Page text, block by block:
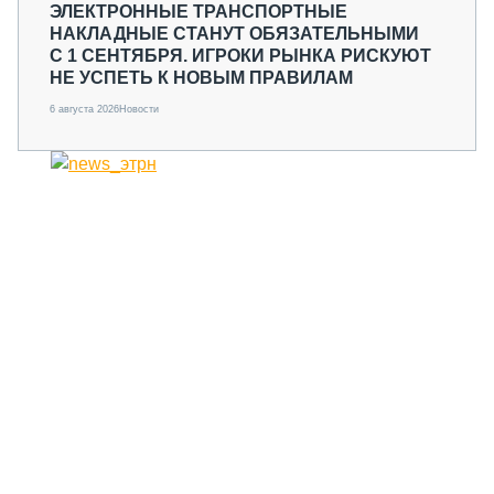
ЭЛЕКТРОННЫЕ ТРАНСПОРТНЫЕ
НАКЛАДНЫЕ СТАНУТ ОБЯЗАТЕЛЬНЫМИ
С 1 СЕНТЯБРЯ. ИГРОКИ РЫНКА РИСКУЮТ
НЕ УСПЕТЬ К НОВЫМ ПРАВИЛАМ
6 августа 2026Новости